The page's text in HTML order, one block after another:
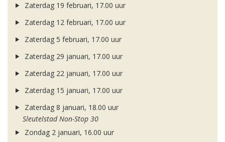
Zaterdag 19 februari, 17.00 uur
Zaterdag 12 februari, 17.00 uur
Zaterdag 5 februari, 17.00 uur
Zaterdag 29 januari, 17.00 uur
Zaterdag 22 januari, 17.00 uur
Zaterdag 15 januari, 17.00 uur
Zaterdag 8 januari, 18.00 uur
Sleutelstad Non-Stop 30
Zondag 2 januari, 16.00 uur